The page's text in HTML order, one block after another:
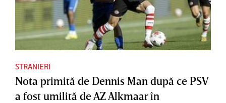
STRANIERI
Nota primită de Dennis Man după ce PSV
a fost umilită de AZ Alkmaar în